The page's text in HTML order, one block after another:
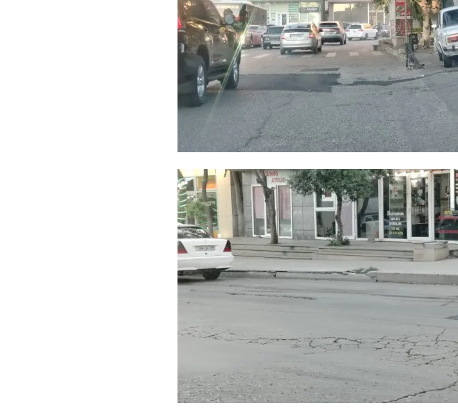
Sabah Bakıda 36 dərəcə isti
Bu rayonlarda icra başçısı